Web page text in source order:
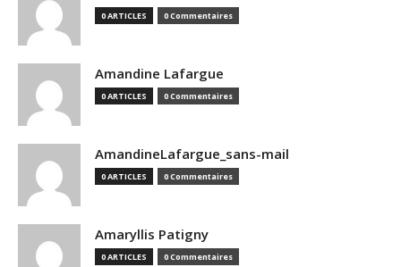
0 ARTICLES 0 Commentaires
Amandine Lafargue
0 ARTICLES 0 Commentaires
AmandineLafargue_sans-mail
0 ARTICLES 0 Commentaires
Amaryllis Patigny
0 ARTICLES 0 Commentaires